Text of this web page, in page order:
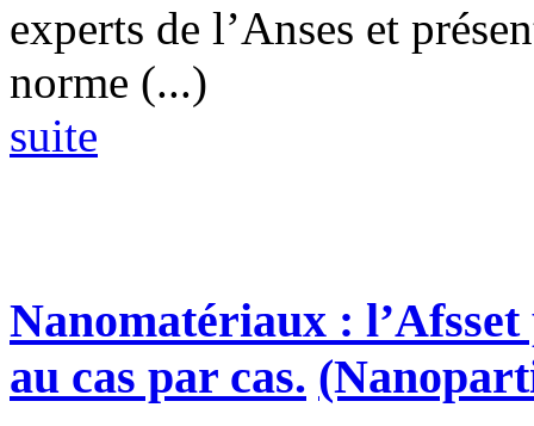
experts de l’Anses et
norme (...)
suite
Nanomatériaux :
au cas par cas.